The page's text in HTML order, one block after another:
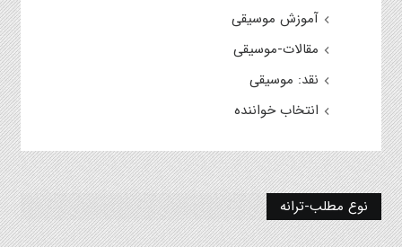
آموزش موسیقی
مقالات-موسیقی
نقد: موسیقی
انتخاب خواننده
نوع مطلب-ترانه